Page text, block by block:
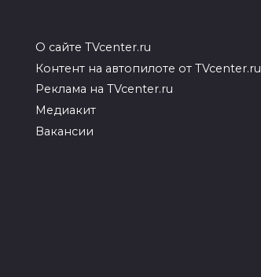
О сайте TVcenter.ru
Контент на автопилоте от TVcenter.ru
Реклама на TVcenter.ru
Медиакит
Вакансии